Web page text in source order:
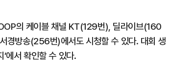
의 케이블 채널 KT(129번), 딜라이브(160
방송(256번)에서도 시청할 수 있다. 대회 생
에서 확인할 수 있다.